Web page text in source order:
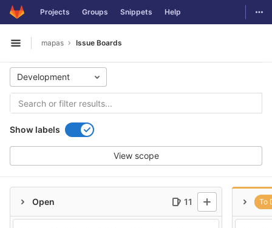
Skip to content
GitLab Projects Groups Snippets Help
Open sidebar
mapas Issue Boards
Development
Show labels
View scope
Open 11 To